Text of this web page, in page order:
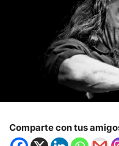
Comparte con tus